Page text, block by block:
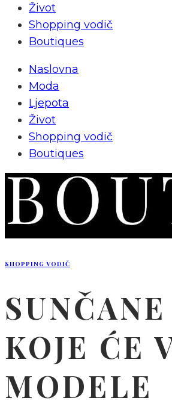
Život
Shopping vodič
Boutiques
Naslovna
Moda
Ljepota
Život
Shopping vodič
Boutiques
SHOPPING VODIČ
KOJE ĆE
MODELE